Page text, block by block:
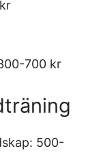
700 kr
500-